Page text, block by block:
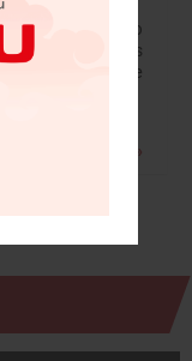
año 2018 como
de vehículos
un total de
Leer más »